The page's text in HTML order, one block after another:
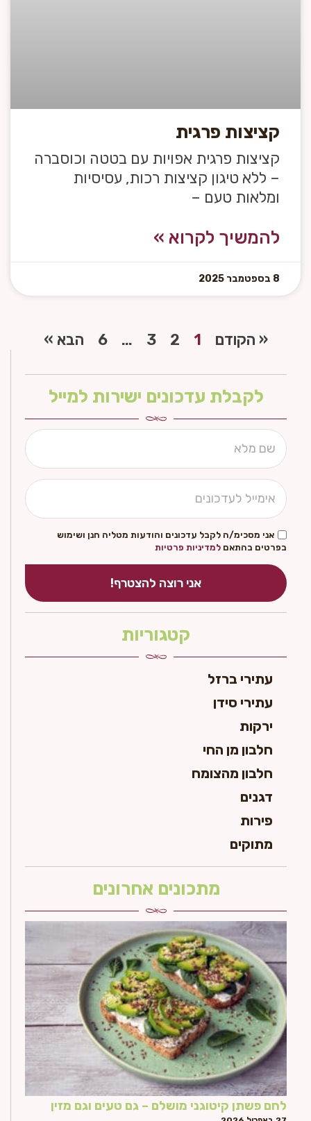
לקבלת עדכונים ישירות למייל
אני מסכימ/ה לקבל עדכונים והודעות מטליה חנן ושימוש
בפרטים בהתאם למדיניות פרטיות
אני רוצה להצטרף!
קטגוריות
עתירי ברזל
עתירי סידן
ירקות
חלבון מן החי
חלבון מהצומח
דגנים
פירות
מתוקים
מתכונים אחרונים
לחם פשתן קיטוגני מושלם – גם טעים וגם מזין
קציצות פרגית
קציצות פרגית אפויות עם בטטה וכוסברה
– ללא טיגון קציצות רכות, עסיסיות
ומלאות טעם –
להמשיך לקרוא »
8 בספטמבר 2025
« הקודם 1
2
3
…
6 הבא »